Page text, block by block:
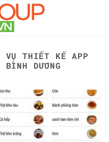
VỤ THIẾT KẾ APP
BÌNH DƯƠNG